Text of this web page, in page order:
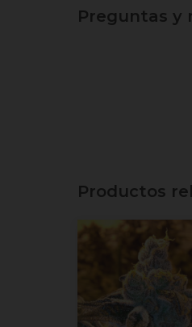
Preguntas y
Productos